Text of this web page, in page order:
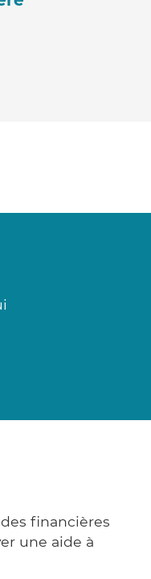
financières
une aide à